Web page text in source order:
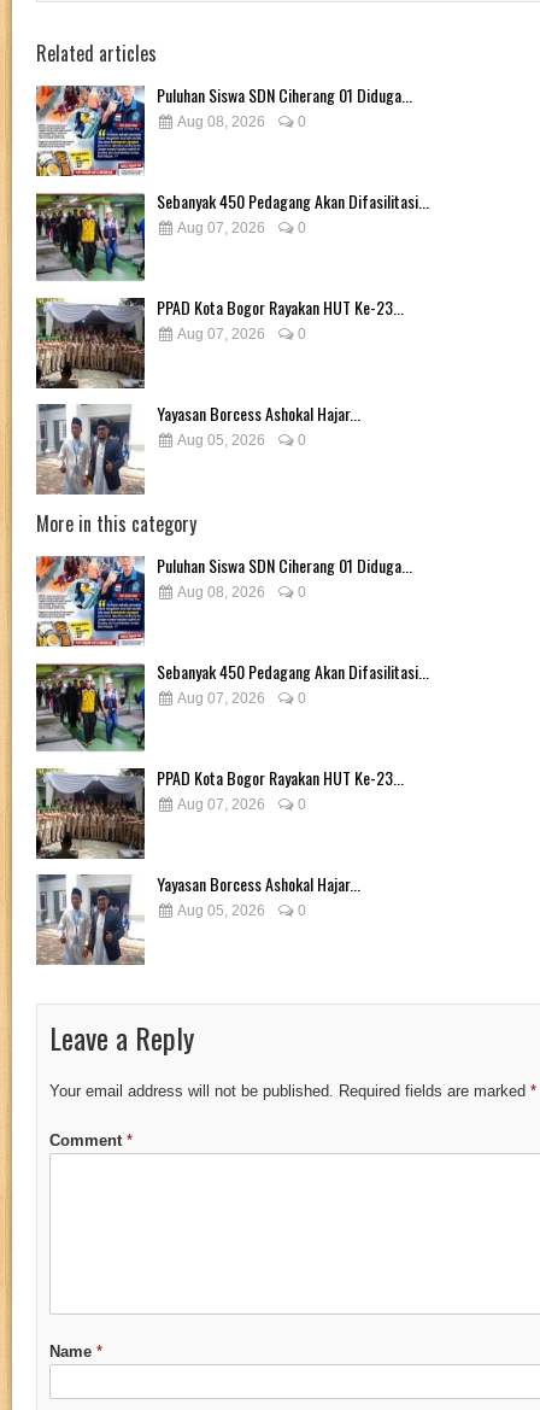
Related articles
Puluhan Siswa SDN Ciherang 01 Diduga...
Aug 08, 2026 0
Sebanyak 450 Pedagang Akan Difasilitasi...
Aug 07, 2026 0
PPAD Kota Bogor Rayakan HUT Ke-23...
Aug 07, 2026 0
Yayasan Borcess Ashokal Hajar...
Aug 05, 2026 0
More in this category
Puluhan Siswa SDN Ciherang 01 Diduga...
Aug 08, 2026 0
Sebanyak 450 Pedagang Akan Difasilitasi...
Aug 07, 2026 0
PPAD Kota Bogor Rayakan HUT Ke-23...
Aug 07, 2026 0
Yayasan Borcess Ashokal Hajar...
Aug 05, 2026 0
Leave a Reply
Your email address will not be published. Required fields are marked *
Comment *
Name *